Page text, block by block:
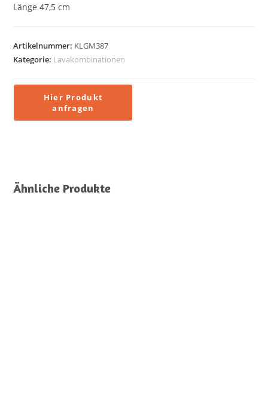
Länge 47,5 cm
Artikelnummer: KLGM387
Kategorie: Lavakombinationen
Ähnliche Produkte